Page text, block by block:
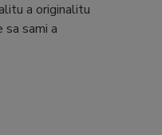
a originalitu
sami a